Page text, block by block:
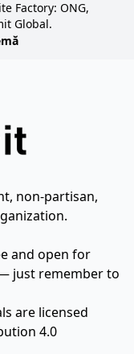
Factory: ONG,
Global.
non-partisan,
and open for
just remember to
are licensed
4.0